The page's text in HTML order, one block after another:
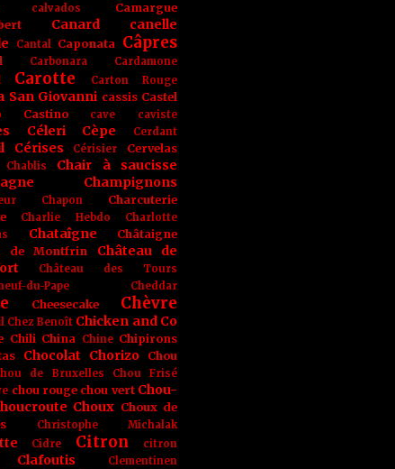
calvados
Camargue
Canard
canelle
Cantal Caponata Câpres
Carbonara
Cardamone
Carotte Carton Rouge
San Giovanni cassis Castel
Castino cave caviste
Céleri Cèpe Cerdant
Cérises Cérisier Cervelas
Chablis
Chair à saucisse
Champignons
Chapon
Charcuterie
Charlie Hebdo
Charlotte
Chataîgne
Châtaigne
de Montfrin
Château de
Château des Tours
du-Pape
Cheddar
Cheesecake Chèvre
Chez Benoît Chicken and Co
Chili China Chine Chipirons
Chocolat Chorizo
Chou
de Bruxelles
Chou Frisé
chou rouge chou vert Chou-
Choux Choux de
Christophe Michalak
Cidre Citron
citron
Clafoutis Clementinen